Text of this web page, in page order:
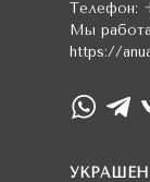
Телефон:
Мы
https://